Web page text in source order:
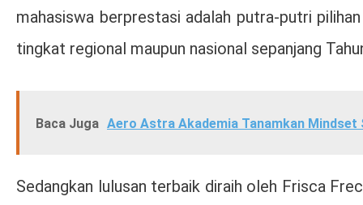
mahasiswa berprestasi adalah putra-putri
tingkat regional maupun nasional sepanjang
Baca Juga Aero Astra Akademia Tanamkan Mindset
Sedangkan lulusan terbaik diraih oleh Frisca